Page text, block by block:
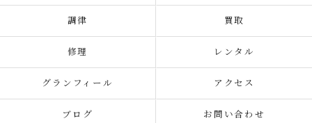
調律 買取
修理 レンタル
グランフィール アクセス
ブログ お問い合わせ